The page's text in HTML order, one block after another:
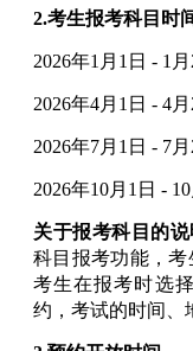
2.考生报考科目时
2026年1月1日 - 1月
2026年4月1日 - 4月
2026年7月1日 - 7月
2026年10月1日 - 10
关于报考科目的
科目报考功能，考
考生在报考时选
约，考试的时间、